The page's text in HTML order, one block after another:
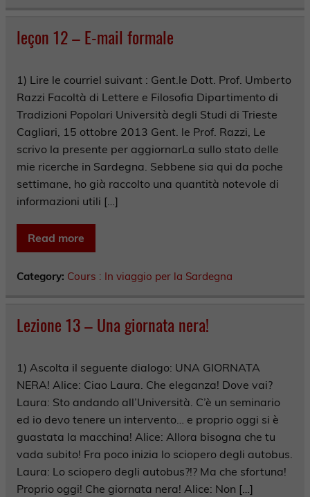
leçon 12 – E-mail formale
1) Lire le courriel suivant : Gent.le Dott. Prof. Umberto
Razzi Facoltà di Lettere e Filosofia Dipartimento di
Tradizioni Popolari Università degli Studi di Trieste
Cagliari, 15 ottobre 2013 Gent. le Prof. Razzi, Le
scrivo la presente per aggiornarLa sullo stato delle
mie ricerche in Sardegna. Sebbene sia qui da poche
settimane, ho già raccolto una quantità notevole di
informazioni utili […]
Read more
Category: Cours : In viaggio per la Sardegna
Lezione 13 – Una giornata nera!
1) Ascolta il seguente dialogo: UNA GIORNATA
NERA! Alice: Ciao Laura. Che eleganza! Dove vai?
Laura: Sto andando all’Università. C’è un seminario
ed io devo tenere un intervento… e proprio oggi si è
guastata la macchina! Alice: Allora bisogna che tu
vada subito! Fra poco inizia lo sciopero degli autobus.
Laura: Lo sciopero degli autobus?!? Ma che sfortuna!
Proprio oggi! Che giornata nera! Alice: Non […]